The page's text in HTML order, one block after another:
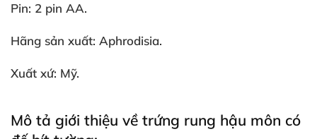
Pin: 2 pin AA.
Hãng sản xuất: Aphrodisia.
Xuất xứ: Mỹ.
Mô tả giới thiệu về trứng rung hậu môn có